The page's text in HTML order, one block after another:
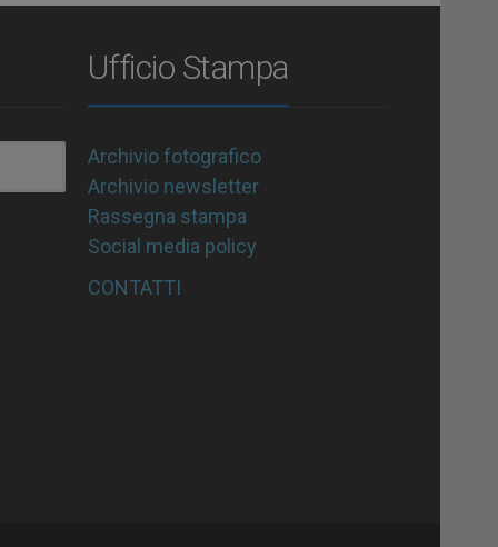
Ufficio Stampa
Archivio fotografico
Archivio newsletter
Rassegna stampa
Social media policy
CONTATTI